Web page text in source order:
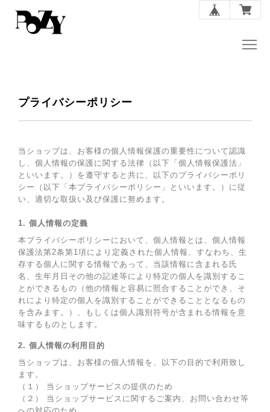
プライバシーポリシー
当ショップは、お客様の個人情報保護の重要性について認識
し、個人情報の保護に関する法律（以下「個人情報保護法」
といいます。）を遵守すると共に、以下のプライバシーポリ
シー（以下「本プライバシーポリシー」といいます。）に従
い、適切な取扱い及び保護に努めます。
1. 個人情報の定義
本プライバシーポリシーにおいて、個人情報とは、個人情報
保護法第2条第1項により定義された個人情報、すなわち、生
存する個人に関する情報であって、当該情報に含まれる氏
名、生年月日その他の記述等により特定の個人を識別するこ
とができるもの（他の情報と容易に照合することができ、そ
れにより特定の個人を識別することができることとなるもの
を含みます。）、もしくは個人識別符号が含まれる情報を意
味するものとします。
2. 個人情報の利用目的
当ショップは、お客様の個人情報を、以下の目的で利用致し
ます。
（１） 当ショップサービスの提供のため
（２） 当ショップサービスに関するご案内、お問い合わせ等